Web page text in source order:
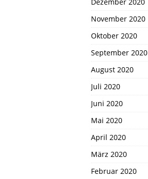
November 2020
Oktober 2020
September 2020
August 2020
Juli 2020
Juni 2020
Mai 2020
April 2020
März 2020
Februar 2020